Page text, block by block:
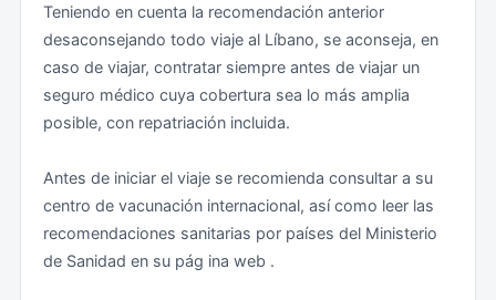
precaución (evitar hacer ostentación de dinero u
objetos valiosos en público; llevar solamente la
documentación y el dinero que sean imprescindibles;
no perder de vista los objetos personales, etc.).
Debe tenerse en cuenta que en el pasado se han
registrado algunos robos aislados a mano armada por
parte de conductores de taxis no oficiales (taxis
Visado
Teniendo en cuenta la recomendación anterior
desaconsejando todo viaje al Líbano, en caso de viajar
a la llegada se debe presentar la siguiente
Obtener su visado a través de los servicios consulares
de la Embajada del Líbano bien en España o en otro
país.
Teniendo en cuenta la recomendación anterior
desaconsejando todo viaje al Líbano, se aconseja, en
caso de viajar, contratar siempre antes de viajar un
seguro médico cuya cobertura sea lo más amplia
posible, con repatriación incluida.
Antes de iniciar el viaje se recomienda consultar a su
centro de vacunación internacional, así como leer las
recomendaciones sanitarias por países del Ministerio
de Sanidad en su pág ina web .